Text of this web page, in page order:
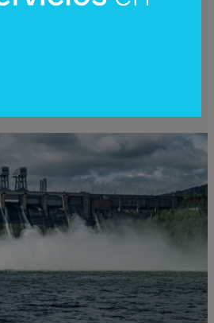
binacional?
el debate sobre
proyecto de US$